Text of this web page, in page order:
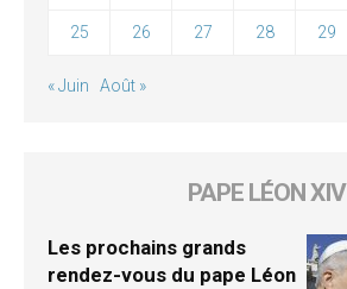
25 26 27 28 29
« Juin Août »
PAPE LÉON XIV
Les prochains grands
rendez-vous du pape Léon